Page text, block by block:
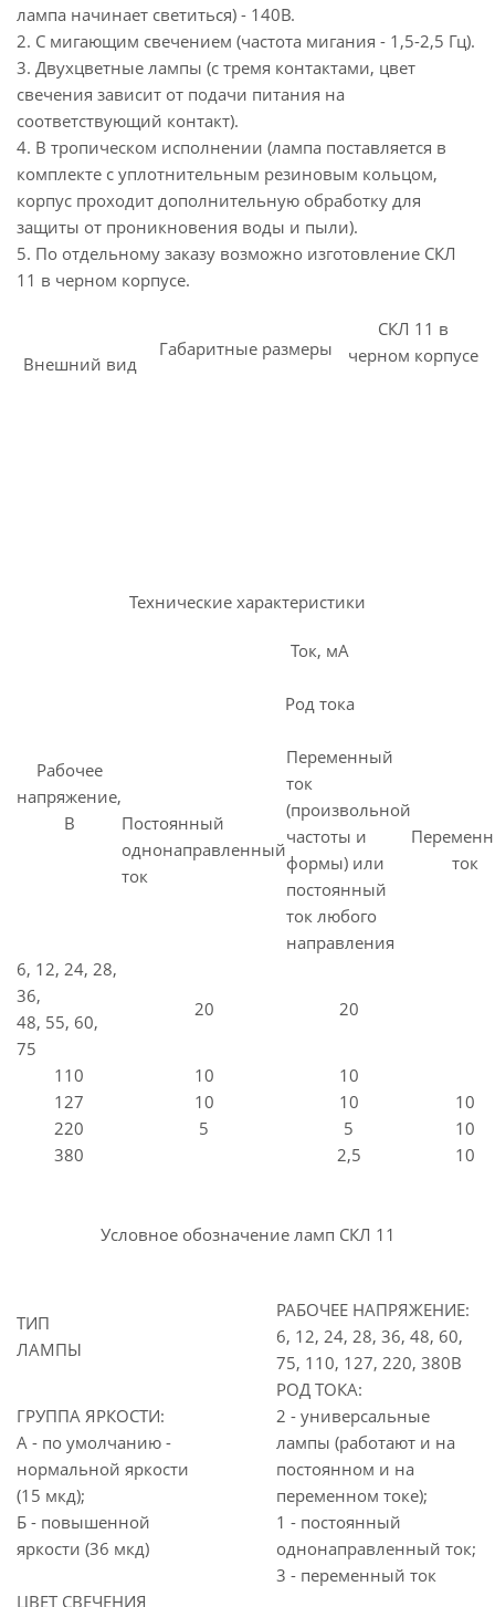
лампа начинает светиться) - 140В.
2. С мигающим свечением (частота мигания - 1,5-2,5 Гц).
3. Двухцветные лампы (с тремя контактами, цвет
свечения зависит от подачи питания на
соответствующий контакт).
4. В тропическом исполнении (лампа поставляется в
комплекте с уплотнительным резиновым кольцом,
корпус проходит дополнительную обработку для
защиты от проникновения воды и пыли).
5. По отдельному заказу возможно изготовление СКЛ
11 в черном корпусе.
Внешний вид
Габаритные размеры
СКЛ 11 в
черном корпусе
Технические характеристики
Рабочее
напряжение,
В
Ток, мА
Род тока
Постоянный
однонаправленный
ток
Переменный
ток
(произвольной
частоты и
формы) или
постоянный
ток любого
направления
ток
6, 12, 24, 28,
36,
48, 55, 60,
75
20 20
110 10
10
127
10 10
10
220
5 5
10
380
2,5 10
Условное обозначение ламп СКЛ 11
ТИП
ЛАМПЫ
РАБОЧЕЕ НАПРЯЖЕНИЕ:
6, 12, 24, 28, 36, 48, 60,
75, 110, 127, 220, 380В
ГРУППА ЯРКОСТИ:
А - по умолчанию -
нормальной яркости
(15 мкд);
Б - повышенной
яркости (36 мкд)
РОД ТОКА:
2 - универсальные
лампы (работают и на
постоянном и на
переменном токе);
1 - постоянный
однонаправленный ток;
3 - переменный ток
ЦВЕТ СВЕЧЕНИЯ